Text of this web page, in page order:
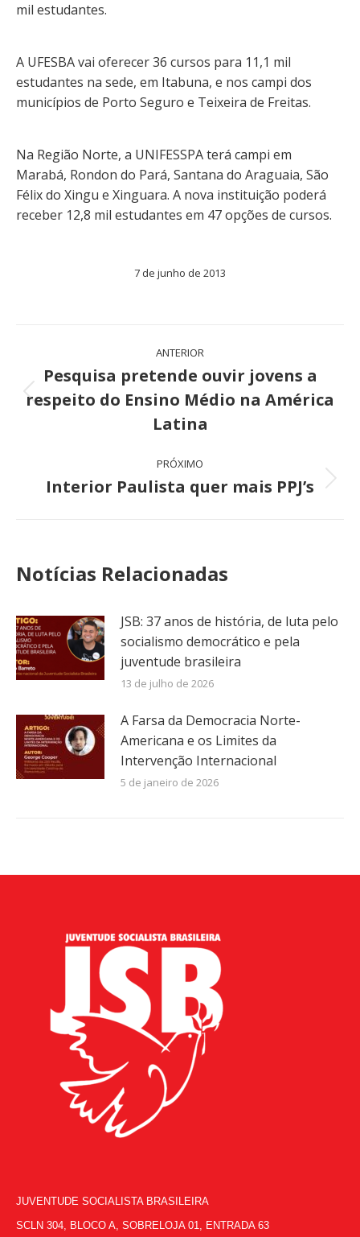
mil estudantes.
A UFESBA vai oferecer 36 cursos para 11,1 mil
estudantes na sede, em Itabuna, e nos campi dos
municípios de Porto Seguro e Teixeira de Freitas.
Na Região Norte, a UNIFESSPA terá campi em
Marabá, Rondon do Pará, Santana do Araguaia, São
Félix do Xingu e Xinguara. A nova instituição poderá
receber 12,8 mil estudantes em 47 opções de cursos.
7 de junho de 2013
Navegação
de
post:
ANTERIOR
Post
anterior:
Pesquisa pretende ouvir jovens a
respeito do Ensino Médio na América
Latina
PRÓXIMO
Próximo
Interior Paulista quer mais PPJ’s
Notícias Relacionadas
JSB: 37 anos de história, de luta pelo
socialismo democrático e pela
juventude brasileira
13 de julho de 2026
A Farsa da Democracia Norte-
Americana e os Limites da
Intervenção Internacional
5 de janeiro de 2026
JUVENTUDE SOCIALISTA BRASILEIRA
SCLN 304, BLOCO A, SOBRELOJA 01, ENTRADA 63